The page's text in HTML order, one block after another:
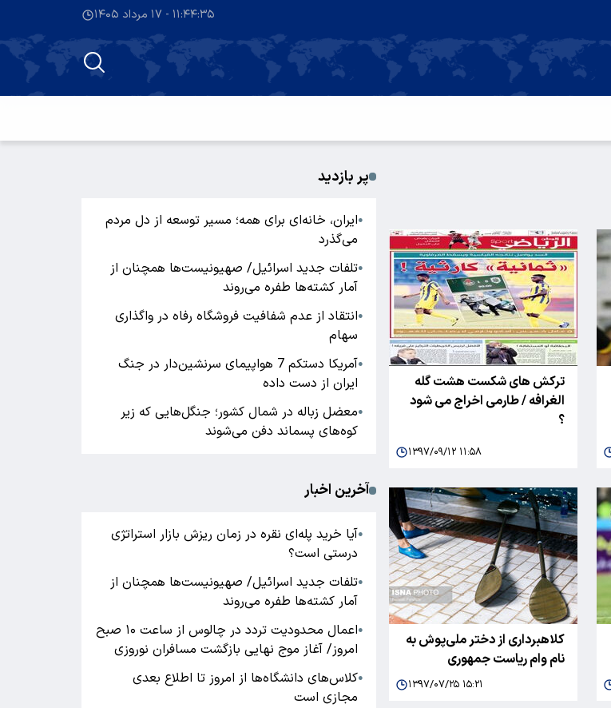
۱۱:۴۴:۳۶ - ۱۷ مرداد ۱۴۰۵
ترکش های شکست هشت گله
الغرافه / طارمی اخراج می شود
؟
۱۳۹۷/۰۹/۱۲ ۱۱:۵۸
کلاهبرداری از دختر ملی‌پوش به
نام وام ریاست جمهوری
۱۳۹۷/۰۷/۲۵ ۱۵:۲۱
پر بازدید
●ایران، خانه‌ای برای همه؛ مسیر توسعه از دل مردم
می‌گذرد
●تلفات جدید اسرائیل/ صهیونیست‌ها همچنان از
آمار کشته‌ها طفره می‌روند
●انتقاد از عدم شفافیت فروشگاه رفاه در واگذاری
سهام
●
آمریکا دستکم 7 هواپیمای سرنشین‌دار در جنگ
ایران از دست داده
●معضل زباله در شمال کشور؛ جنگل‌هایی که زیر
کوه‌های پسماند دفن می‌شوند
آخرین اخبار
●آیا خرید پله‌ای نقره در زمان ریزش بازار استراتژی
درستی است؟
●تلفات جدید اسرائیل/ صهیونیست‌ها همچنان از
آمار کشته‌ها طفره می‌روند
●
اعمال محدودیت تردد در چالوس از ساعت ۱۰ صبح
امروز/ آغاز موج نهایی بازگشت مسافران نوروزی
●کلاس‌های دانشگاه‌ها از امروز تا اطلاع بعدی
مجازی است